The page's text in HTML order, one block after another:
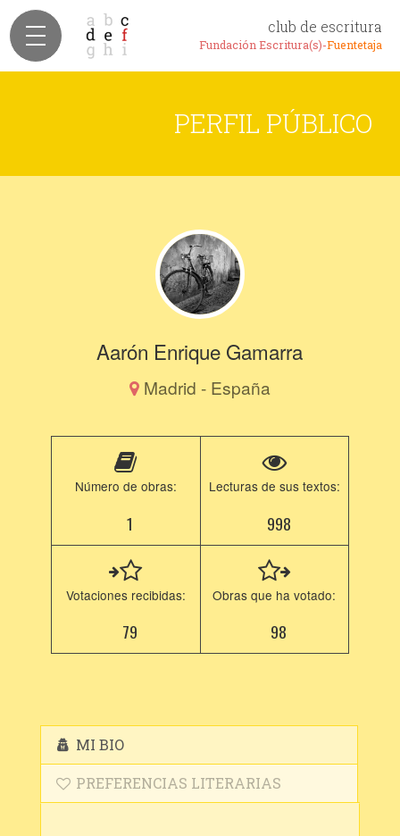
club de escritura
Fundación Escritura(s)-Fuentetaja
PERFIL PÚBLICO
Aarón Enrique Gamarra
Madrid - España
Número de obras:
1
Lecturas de sus textos:
998
Votaciones recibidas:
79
Obras que ha votado:
98
MI BIO
PREFERENCIAS LITERARIAS